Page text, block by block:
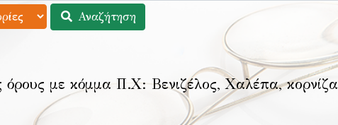
Αναζήτηση
όρους με κόμμα Π.Χ: Βενιζέλος, Χαλέπα, κορνίζα